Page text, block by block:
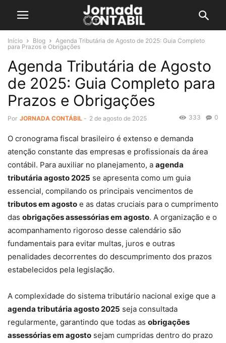
Início Blog
Agenda Tributária de Agosto de 2025: Guia Completo
para Prazos e Obrigações
Agenda Tributária de Agosto
de 2025: Guia Completo para
Prazos e Obrigações
Por JORNADA CONTÁBIL - 2 de agosto de 2025 0
333
O cronograma fiscal brasileiro é extenso e demanda
atenção constante das empresas e profissionais da área
contábil. Para auxiliar no planejamento, a agenda
tributária agosto 2025 se apresenta como um guia
essencial, compilando os principais vencimentos de
tributos em agosto e as datas cruciais para o cumprimento
das obrigações assessórias em agosto. A organização e o
acompanhamento rigoroso desse calendário são
fundamentais para evitar multas, juros e outras
penalidades decorrentes do descumprimento dos prazos
estabelecidos pela legislação.
A complexidade do sistema tributário nacional exige que a
agenda tributária agosto 2025 seja consultada
regularmente, garantindo que todas as obrigações
assessórias em agosto sejam cumpridas dentro do prazo